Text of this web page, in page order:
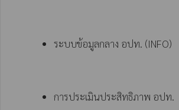
ระบบข้อมูลกลาง อปท. (INFO)
การประเมินประสิทธิภาพ อปท.